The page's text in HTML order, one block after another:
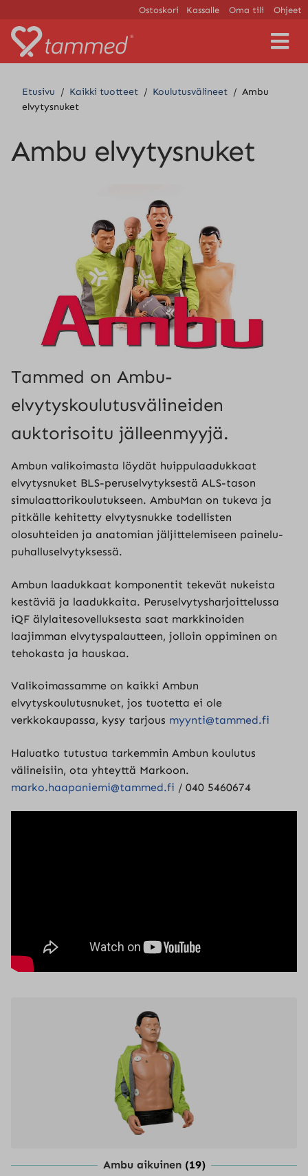
Ostoskori Kassalle Oma tili Ohjeet
V
a
l
Etusivu / Kaikki tuotteet / Koulutusvälineet / Ambu
elvytysnuket
Ambu elvytysnuket
Tammed on Ambu-
elvytyskoulutusvälineiden
auktorisoitu jälleenmyyjä.
Ambun valikoimasta löydät huippulaadukkaat
elvytysnuket BLS-peruselvytyksestä ALS-tason
simulaattorikoulutukseen. AmbuMan on tukeva ja
pitkälle kehitetty elvytysnukke todellisten
olosuhteiden ja anatomian jäljittelemiseen painelu-
puhalluselvytyksessä.
Ambun laadukkaat komponentit tekevät nukeista
kestäviä ja laadukkaita. Peruselvytysharjoittelussa
iQF älylaitesovelluksesta saat markkinoiden
laajimman elvytyspalautteen, jolloin oppiminen on
tehokasta ja hauskaa.
Valikoimassamme on kaikki Ambun
elvytyskoulutusnuket, jos tuotetta ei ole
verkkokaupassa, kysy tarjous myynti@tammed.fi
Haluatko tutustua tarkemmin Ambun koulutus
välineisiin, ota yhteyttä Markoon.
marko.haapaniemi@tammed.fi / 040 5460674
Ambu aikuinen (19)